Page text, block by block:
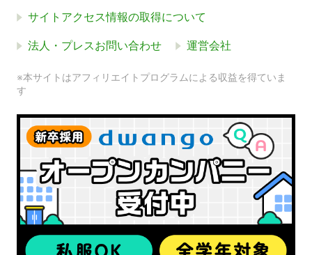
サイトアクセス情報の取得について
法人・プレスお問い合わせ 運営会社
※本サイトはアフィリエイトプログラムによる収益を得ていま
す